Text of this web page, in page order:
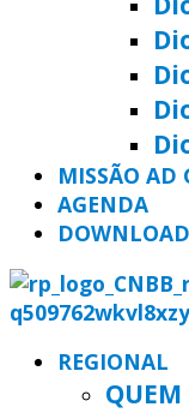
MISSÃO AD
AGENDA
REGIONAL
QUEM